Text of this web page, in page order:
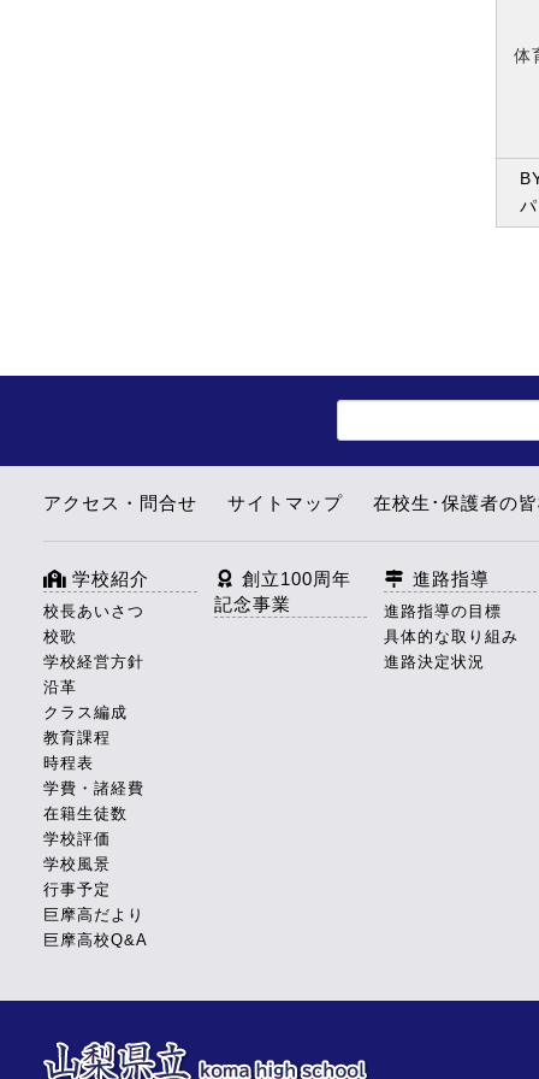
体
アクセス・問合せ サイトマップ 在校生･保護者の
学校紹介
校長あいさつ
校歌
学校経営方針
沿革
クラス編成
教育課程
時程表
学費・諸経費
在籍生徒数
学校評価
学校風景
行事予定
巨摩高だより
巨摩高校Q&A
創立100周年
記念事業
進路指導
進路指導の目標
具体的な取り組み
進路決定状況